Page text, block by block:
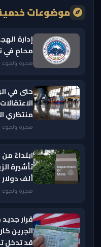
موضوعات
إدارة
محامٍ في نيويورك
هجرة ولجوء · 1 أغسطس 2026 — 7:10 PM
منتظري
هجرة ولجوء · 1 أغسطس 2026 — 12:51 PM
ابتداءً
ألف دولار
هجرة ولجوء · 1 أغسطس 2026 — 9:23 AM
قرار
الجرين